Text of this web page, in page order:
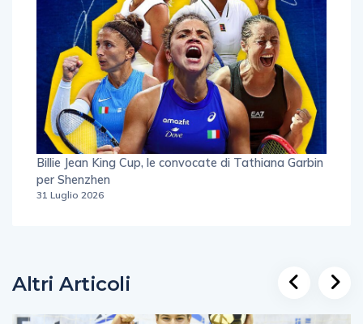
Billie Jean King Cup, le convocate di Tathiana Garbin
per Shenzhen
31 Luglio 2026
Altri Articoli